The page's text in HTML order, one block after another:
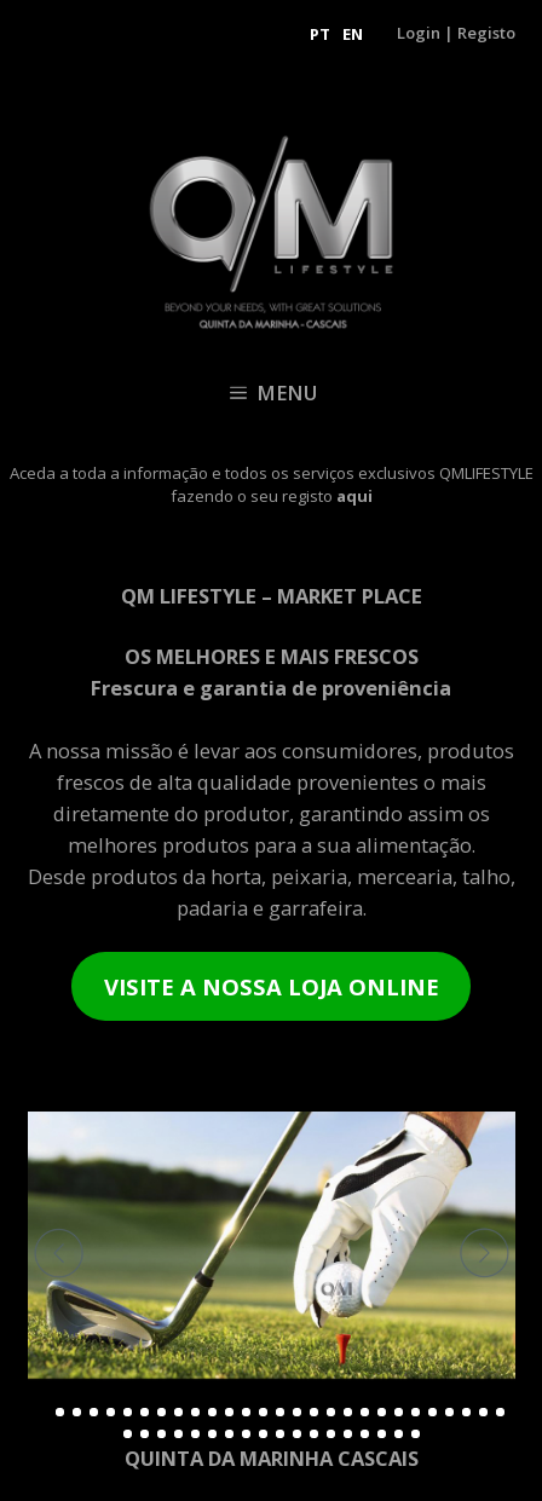
PT EN Login | Registo
MENU
Aceda a toda a informação e todos os serviços exclusivos QMLIFESTYLE
fazendo o seu registo aqui
QM LIFESTYLE – MARKET PLACE
OS MELHORES E MAIS FRESCOS
Frescura e garantia de proveniência
A nossa missão é levar aos consumidores, produtos
frescos de alta qualidade provenientes o mais
diretamente do produtor, garantindo assim os
melhores produtos para a sua alimentação.
Desde produtos da horta, peixaria, mercearia, talho,
padaria e garrafeira.
VISITE A NOSSA LOJA ONLINE
QUINTA DA MARINHA CASCAIS